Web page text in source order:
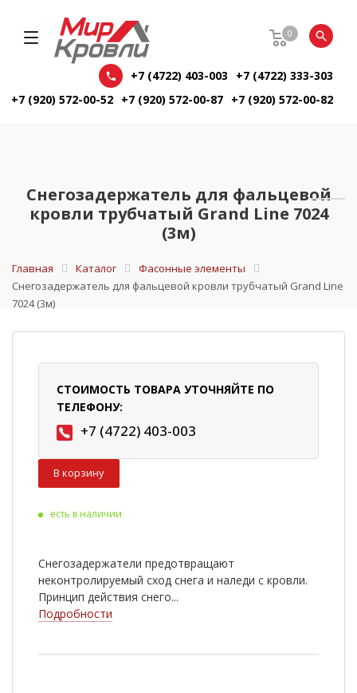
0
+7 (4722) 403-003
+7 (4722) 333-303
+7 (920) 572-00-52 +7 (920) 572-00-87 +7 (920) 572-00-82
Снегозадержатель для фальцевой
кровли трубчатый Grand Line 7024
(3м)
Главная Каталог
Фасонные элементы
Снегозадержатель для фальцевой кровли трубчатый Grand Line
7024 (3м)
СТОИМОСТЬ ТОВАРА УТОЧНЯЙТЕ ПО
ТЕЛЕФОНУ:
+7 (4722) 403-003
В корзину
есть в наличии
Снегозадержатели предотвращают
неконтролируемый сход снега и наледи с кровли.
Принцип действия снего...
Подробности